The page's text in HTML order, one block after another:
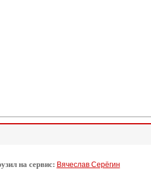
на сервис: Вячеслав Серёгин